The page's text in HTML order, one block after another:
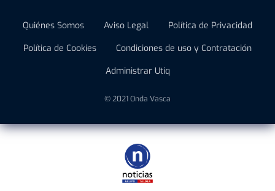
Quiénes Somos Aviso Legal
Política de Privacidad
Política de Cookies
Condiciones de uso y Contratación
Administrar Utiq
© 2021 Onda Vasca